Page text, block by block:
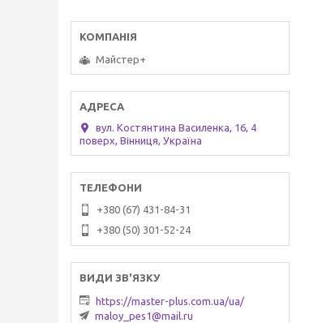
Майстер+
вул. Костянтина Василенка, 16, 4
поверх, Вінниця, Україна
+380 (67) 431-84-31
+380 (50) 301-52-24
https://master-plus.com.ua/ua/
maloy_pes1@mail.ru